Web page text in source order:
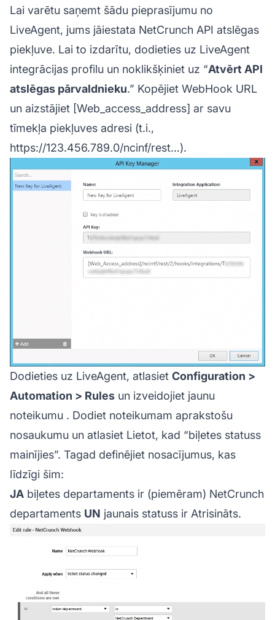
Lai varētu saņemt šādu pieprasījumu no
LiveAgent, jums jāiestata NetCrunch API atslēgas
piekļuve. Lai to izdarītu, dodieties uz LiveAgent
integrācijas profilu un noklikšķiniet uz “Atvērt API
atslēgas pārvaldnieku.” Kopējiet WebHook URL
un aizstājiet [Web_access_address] ar savu
tīmekļa piekļuves adresi (t.i.,
https://123.456.789.0/ncinf/rest…).
Dodieties uz LiveAgent, atlasiet Configuration >
Automation > Rules un izveidojiet jaunu
noteikumu . Dodiet noteikumam aprakstošu
nosaukumu un atlasiet Lietot, kad “biļetes statuss
mainījies”. Tagad definējiet nosacījumus, kas
līdzīgi šim:
JA biļetes departaments ir (piemēram) NetCrunch
departaments UN jaunais statuss ir Atrisināts.